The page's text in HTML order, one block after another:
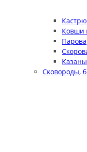
Ковши
Казаны
Сковороды,